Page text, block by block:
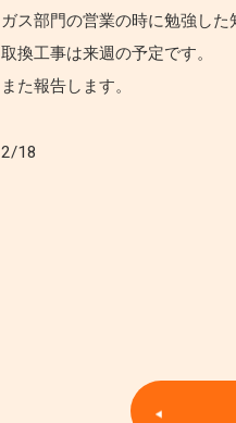
ガス部門の営業の時に勉強した
取換工事は来週の予定です。
また報告します。
2/18